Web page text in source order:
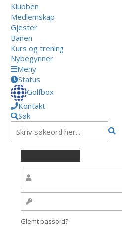
Klubben
Medlemskap
Gjester
Banen
Kurs og trening
Nybegynner
Meny
Status
Golfbox
Kontakt
Søk
Glemt passord?